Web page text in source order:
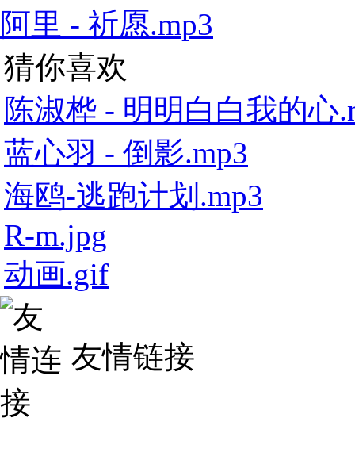
阿里 - 祈愿.mp3
猜你喜欢
陈淑桦 - 明明白白我的心
蓝心羽 - 倒影.mp3
海鸥-逃跑计划.mp3
R-m.jpg
动画.gif
友情链接